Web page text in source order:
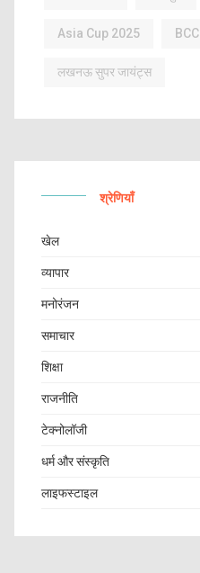
Asia Cup 2025 BCCI
लखनऊ सुपर जायंट्स
श्रेणियाँ
खेल
व्यापार
मनोरंजन
समाचार
शिक्षा
राजनीति
टेक्नोलॉजी
धर्म और संस्कृति
लाइफस्टाइल